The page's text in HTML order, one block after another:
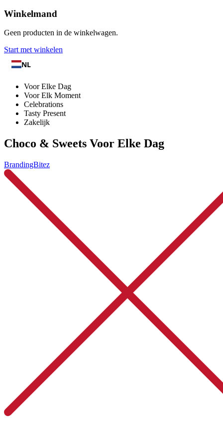
Winkelmand
Geen producten in de winkelwagen.
Start met winkelen
NL
Voor Elke Dag
Voor Elk Moment
Celebrations
Tasty Present
Zakelijk
Choco & Sweets Voor Elke Dag
BrandingBitez